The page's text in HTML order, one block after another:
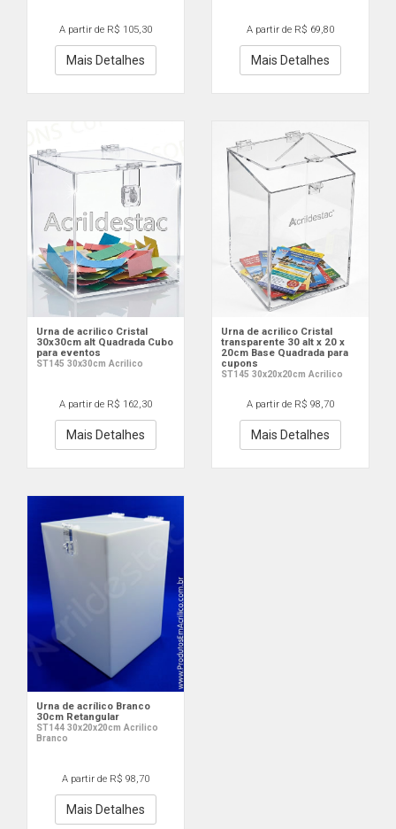
A partir de R$ 105,30
Mais Detalhes
A partir de R$ 69,80
Mais Detalhes
Urna de acrilico Cristal
30x30cm alt Quadrada Cubo
para eventos
ST145 30x30cm Acrilico
A partir de R$ 162,30
Mais Detalhes
Urna de acrilico Cristal
transparente 30 alt x 20 x
20cm Base Quadrada para
cupons
ST145 30x20x20cm Acrilico
A partir de R$ 98,70
Mais Detalhes
Urna de acrílico Branco
30cm Retangular
ST144 30x20x20cm Acrilico
Branco
A partir de R$ 98,70
Mais Detalhes